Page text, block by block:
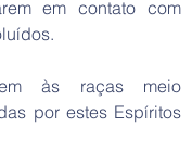
em contato com
às raças meio
por estes Espíritos